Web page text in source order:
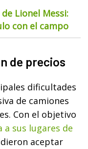
Lionel Messi:
con el campo
de precios
dificultades
de camiones
Con el objetivo
a sus lugares de
aceptar